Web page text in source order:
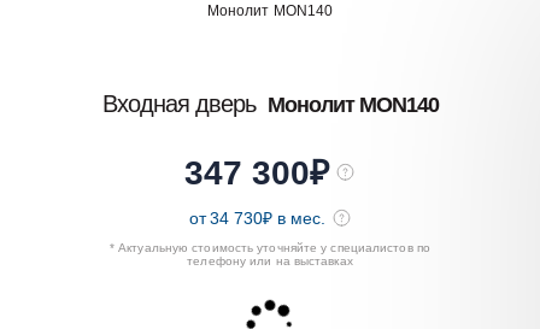
Монолит MON140
Входная дверь Монолит MON140
347 300₽
от 34 730₽ в мес.
* Актуальную стоимость уточняйте у специалистов по
телефону или на выставках